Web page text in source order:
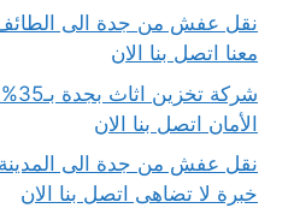
معنا اتصل بنا الان
الأمان اتصل بنا الان
خبرة لا تضاهى اتصل بنا الان